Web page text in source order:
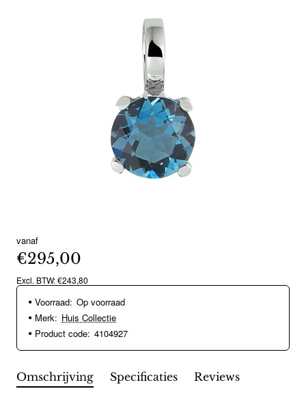
vanaf
€295,00
Excl. BTW: €243,80
Voorraad: Op voorraad
Merk: Huis Collectie
Product code: 4104927
Omschrijving Specificaties Reviews